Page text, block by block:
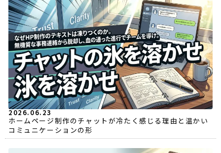
2026.06.23
ホームページ制作のチャットが冷たく感じる理由と温かい
コミュニケーションの形